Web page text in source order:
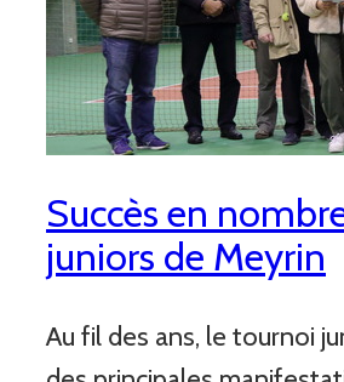
Succès en
juniors de Meyrin
Au fil des ans, le tournoi